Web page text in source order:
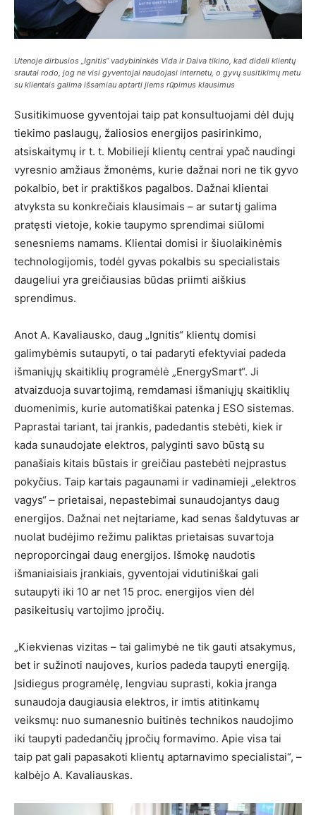
Utenoje dirbusios „Ignitis“ vadybininkės Vida ir Daiva tikino, kad dideli klientų
srautai rodo, jog ne visi gyventojai naudojasi internetu, o gyvų susitikimų metu
su klientais galima išsamiau aptarti jiems rūpimus klausimus
Susitikimuose gyventojai taip pat konsultuojami dėl dujų
tiekimo paslaugų, žaliosios energijos pasirinkimo,
atsiskaitymų ir t. t. Mobilieji klientų centrai ypač naudingi
vyresnio amžiaus žmonėms, kurie dažnai nori ne tik gyvo
pokalbio, bet ir praktiškos pagalbos. Dažnai klientai
atvyksta su konkrečiais klausimais – ar sutartį galima
pratęsti vietoje, kokie taupymo sprendimai siūlomi
senesniems namams. Klientai domisi ir šiuolaikinėmis
technologijomis, todėl gyvas pokalbis su specialistais
daugeliui yra greičiausias būdas priimti aiškius
sprendimus.
Anot A. Kavaliausko, daug „Ignitis“ klientų domisi
galimybėmis sutaupyti, o tai padaryti efektyviai padeda
išmaniųjų skaitiklių programėlė „EnergySmart“. Ji
atvaizduoja suvartojimą, remdamasi išmaniųjų skaitiklių
duomenimis, kurie automatiškai patenka į ESO sistemas.
Paprastai tariant, tai įrankis, padedantis stebėti, kiek ir
kada sunaudojate elektros, palyginti savo būstą su
panašiais kitais būstais ir greičiau pastebėti neįprastus
pokyčius. Taip kartais pagaunami ir vadinamieji „elektros
vagys“ – prietaisai, nepastebimai sunaudojantys daug
energijos. Dažnai net neįtariame, kad senas šaldytuvas ar
nuolat budėjimo režimu paliktas prietaisas suvartoja
neproporcingai daug energijos. Išmokę naudotis
išmaniaisiais įrankiais, gyventojai vidutiniškai gali
sutaupyti iki 10 ar net 15 proc. energijos vien dėl
pasikeitusių vartojimo įpročių.
„Kiekvienas vizitas – tai galimybė ne tik gauti atsakymus,
bet ir sužinoti naujoves, kurios padeda taupyti energiją.
Įsidiegus programėlę, lengviau suprasti, kokia įranga
sunaudoja daugiausia elektros, ir imtis atitinkamų
veiksmų: nuo sumanesnio buitinės technikos naudojimo
iki taupyti padedančių įpročių formavimo. Apie visa tai
taip pat gali papasakoti klientų aptarnavimo specialistai“, –
kalbėjo A. Kavaliauskas.